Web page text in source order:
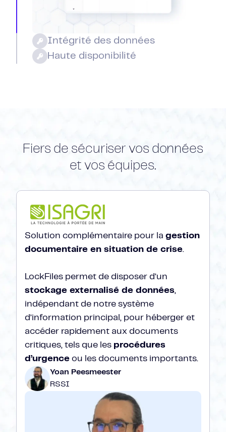
Intégrité des données
Haute disponibilité
Fiers de sécuriser vos données
et vos équipes.
Solution complémentaire pour la gestion
documentaire en situation de crise.
LockFiles permet de disposer d’un
stockage externalisé de données,
indépendant de notre système
d’information principal, pour héberger et
accéder rapidement aux documents
critiques, tels que les procédures
d’urgence ou les documents importants.
Yoan Peesmeester
RSSI